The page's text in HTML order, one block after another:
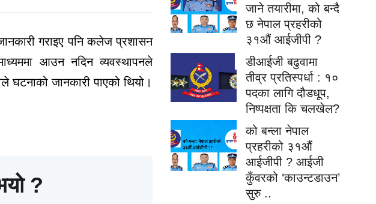
गराइए पनि कलेज प्रशासन
आउन नदिन व्यवस्थापनले
जानकारी पाएको थियो।
?
जाने तयारीमा, को बन्दै
छ नेपाल प्रहरीको
३१औं आईजीपी ?
डीआईजी बढुवामा
तीव्र प्रतिस्पर्धा : १०
पदका लागि दौडधूप,
निष्पक्षता कि चलखेल?
को बन्ला नेपाल
प्रहरीको ३१औं
आईजीपी ? आईजी
कुँवरको ‘काउन्टडाउन’
सुरु ..